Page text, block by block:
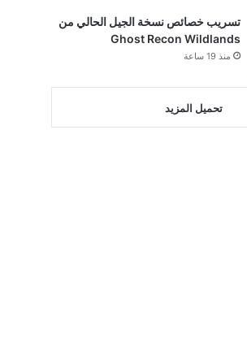
تسريب خصائص نسخة الجيل الحالي من
Ghost Recon Wildlands
منذ 19 ساعة
تحميل المزيد